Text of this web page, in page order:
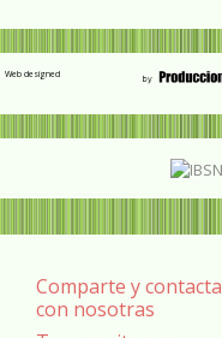
Web designed
Comparte y contacta
con nosotras